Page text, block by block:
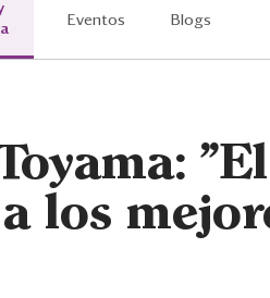
Eventos Blogs
los